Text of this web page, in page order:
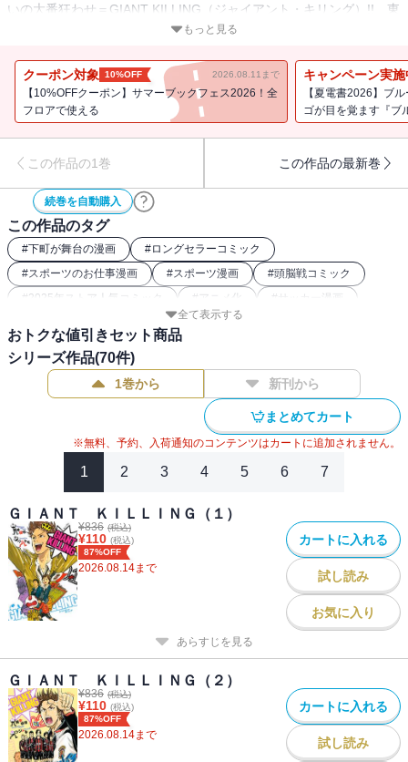
いの大番狂わせ＝GIANT KILLING（ジャイアント・キリング）!! 東
京下町の弱小プロサッカークラブ、ETU（イースト・トーキョー・
マ性で、負け癖のついてしまった選手、スタッフ、そしてサポータ
ーたちにパワーをくれる！ 『U-31』原作者と俊英がタッグを組ん
だ、これがフットボール漫画の新スタンダード!!
もっと見る
クーポン対象 10%OFF 2026.08.11まで
【10%OFFクーポン】サマーブックフェス2026！全
フロアで使える
キャンペーン実施
【夏電書2026】ブ
ゴが目を覚ます『ブ
この作品の1巻 この作品の最新巻
続巻を自動購入
この作品のタグ
#下町が舞台の漫画 #ロングセラーコミック
#スポーツのお仕事漫画 #スポーツ漫画 #頭脳戦コミック
#2025年ストア人気コミック # アニメ化 # サッカー漫画
全て表示する
おトクな値引きセット商品
シリーズ作品(70件)
1巻から 新刊から
まとめてカート
※無料、予約、入荷通知のコンテンツはカートに追加されません。
1 2 3 4 5 6 7
ＧＩＡＮＴ ＫＩＬＬＩＮＧ（１）
¥836 (税込)
¥110 (税込)
87%OFF
2026.08.14まで
カートに入れる
試し読み
お気に入り
あらすじを見る
ＧＩＡＮＴ ＫＩＬＬＩＮＧ（２）
¥836 (税込)
¥110 (税込)
87%OFF
2026.08.14まで
カートに入れる
試し読み